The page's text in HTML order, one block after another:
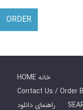
ORDER
HOME خانه
راهنمای دانلود